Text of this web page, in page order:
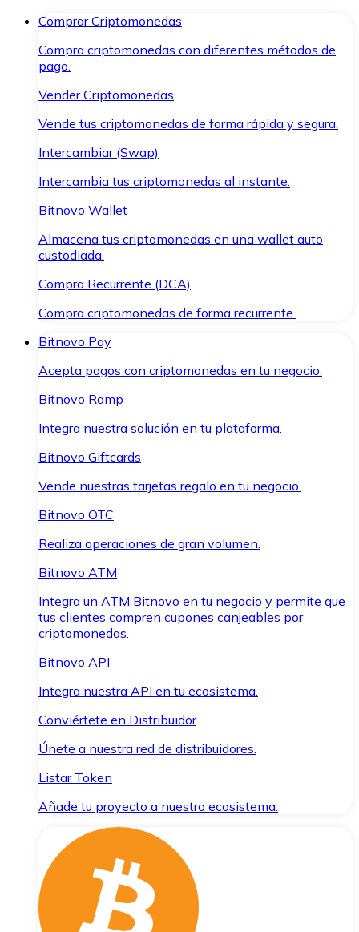
Comprar Criptomonedas
Compra criptomonedas con diferentes métodos de
pago.
Vender Criptomonedas
Vende tus criptomonedas de forma rápida y segura.
Intercambiar (Swap)
Intercambia tus criptomonedas al instante.
Bitnovo Wallet
Almacena tus criptomonedas en una wallet auto
custodiada.
Compra Recurrente (DCA)
Compra criptomonedas de forma recurrente.
Bitnovo Pay
Acepta pagos con criptomonedas en tu negocio.
Bitnovo Ramp
Integra nuestra solución en tu plataforma.
Bitnovo Giftcards
Vende nuestras tarjetas regalo en tu negocio.
Bitnovo OTC
Realiza operaciones de gran volumen.
Bitnovo ATM
Integra un ATM Bitnovo en tu negocio y permite que
tus clientes compren cupones canjeables por
criptomonedas.
Bitnovo API
Integra nuestra API en tu ecosistema.
Conviértete en Distribuidor
Únete a nuestra red de distribuidores.
Listar Token
Añade tu proyecto a nuestro ecosistema.